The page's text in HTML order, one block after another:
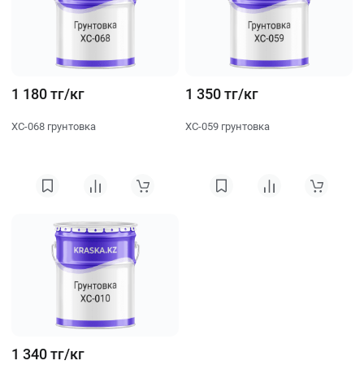
1 180 тг/кг
ХС-068 грунтовка
1 350 тг/кг
ХС-059 грунтовка
1 340 тг/кг